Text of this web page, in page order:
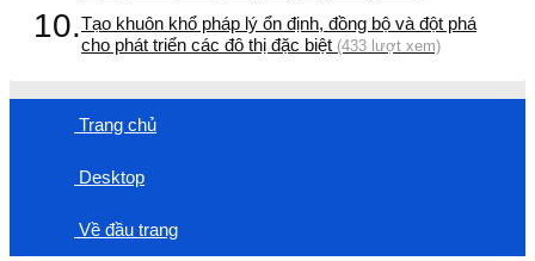
10.Tạo khuôn khổ pháp lý ổn định, đồng bộ và đột phá
cho phát triển các đô thị đặc biệt (433 lượt xem)
Trang chủ
Desktop
Về đầu trang